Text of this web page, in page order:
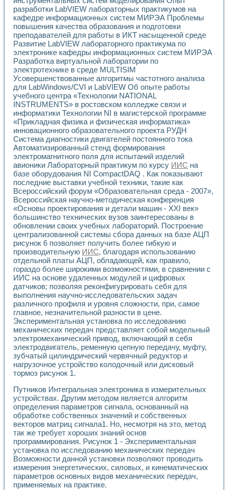
Лабораторные практикумы по информационно-
Виртуальный измеритель частотных характеристик на
Лабораторный практикум по основам теории Коммутации
Разработка виртуальной лабораторной работы
Виртуальные практикумы по электротехнике в среде
Из опыта внедрения в рамках национального проекта
Исследование эффективности решателей
Опыт разработки LabVIEW лабораторных практикумов
Проблемы повышения качества образования и
Развитие LabVIEW лабораторного практикума по
Разработка виртуальной лаборатории по электротехнике
Усовершенствованные алгоритмы частотного анализа
Об опыте работы учебного центра «Технологии
Технологии NI в магистерской программе «Прикладная
Система диагностики двигателей постоянного тока
Автоматизированный стенд формирования
Лабораторный практикум по курсу ИИС на базе
Партнеры
Академические и отраслевые институты
Учебные заведения
Бизнес
Контакты
разработки LabVIEW лабораторных практикумов на
кафедре информационных систем МИРЭА Проблемы
повышения качества образования и подготовки
преподавателей для работы в ИКТ насыщенной среде
Развитие LabVIEW лабораторного практикума по
электронике кафедры информационных систем МИРЭА
Разработка виртуальной лаборатории по
электротехнике в среде MULTISIM
Усовершенствованные алгоритмы частотного анализа
для LabWindows/CVI и LabVIEW Об опыте работы
учебного центра «Технологии NATIONAL
INSTRUMENTS» в ростовском колледже связи и
информатики Технологии NI в магистерской программе
«Прикладная физика и физическая информатика»
инновационного образовательного проекта РУДН
Система диагностики двигателей постоянного тока
Автоматизированный стенд формирования
электромагнитного поля для испытаний изделий
авионики Лабораторный практикум по курсу ИИС на
базе оборудования NI CompactDAQ . Как показывают
последние выставки учебной техники, такие как
Всероссийский форум «Образовательная среда - 2007»,
Всероссийская научно-методическая конференция
«Основы проектирования и детали машин - XXI век»
большинство технических вузов заинтересованы в
обновлении своих учебных лабораторий. Построение
централизованной системы сбора данных на базе АЦП
рисунок 6 позволяет получить более гибкую и
производительную ИИС, благодаря использованию
отдельной платы АЦП, обладающей, как правило,
гораздо более широкими возможностями, в сравнении с
ИИС на основе удаленных модулей и цифровых
датчиков; позволяя реконфигурировать себя для
выполнения научно-исследовательских задач
различного профиля и уровня сложности, при, самое
главное, незначительной разности в цене.
Экспериментальная установка по исследованию
механических передач представляет собой модельный
электромеханический привод, включающий в себя
электродвигатель, ременную цепную передачу, муфту,
зубчатый цилиндрический червячный редуктор и
нагрузочное устройство колодочный или дисковый
тормоз рисунок 1.
Путников Интегральная электроника в измерительных
устройствах. Другим методом является алгоритм
определения параметров сигнала, основанный на
обработке собственных значений и собственных
векторов матриц сигнала1. Но, несмотря на это, метод
так же требует хороших знаний основ
программирования. Рисунок 1 - Экспериментальная
установка по исследованию механических передач
Возможности данной установки позволяют проводить
измерения энергетических, силовых, и кинематических
параметров основных видов механических передач,
применяемых на практике.